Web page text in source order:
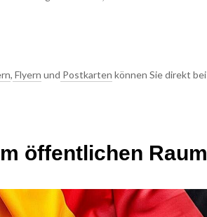
, Flyern und Postkarten können Sie direkt bei
öffentlichen Raum